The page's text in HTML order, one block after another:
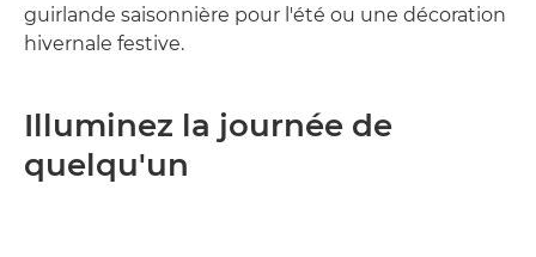
guirlande saisonnière pour l'été ou une décoration
hivernale festive.
Illuminez la journée de
quelqu'un